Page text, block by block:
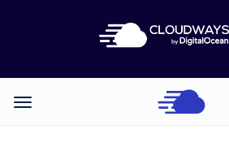
Categories